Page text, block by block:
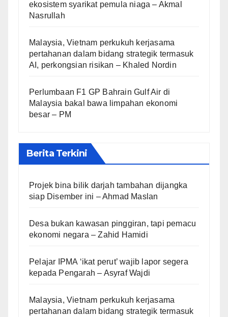
ekosistem syarikat pemula niaga – Akmal
Nasrullah
Malaysia, Vietnam perkukuh kerjasama
pertahanan dalam bidang strategik termasuk
AI, perkongsian risikan – Khaled Nordin
Perlumbaan F1 GP Bahrain Gulf Air di
Malaysia bakal bawa limpahan ekonomi
besar – PM
Berita Terkini
Projek bina bilik darjah tambahan dijangka
siap Disember ini – Ahmad Maslan
Desa bukan kawasan pinggiran, tapi pemacu
ekonomi negara – Zahid Hamidi
Pelajar IPMA ‘ikat perut’ wajib lapor segera
kepada Pengarah – Asyraf Wajdi
Malaysia, Vietnam perkukuh kerjasama
pertahanan dalam bidang strategik termasuk